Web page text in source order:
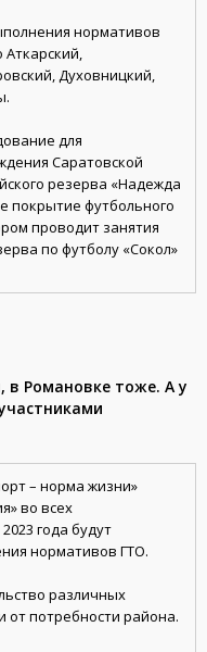
нормативов
Духовницкий,
для
Саратовской
резерва «Надежда
покрытие футбольного
проводит занятия
по футболу «Сокол»
в Романовке тоже. А у
– норма жизни»
во всех
года будут
нормативов ГТО.
различных
от потребности района.